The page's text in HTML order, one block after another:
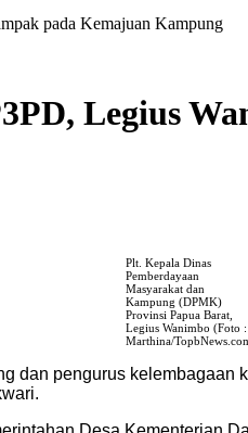
pada Kemajuan Kampung
Legius
Plt. Kepala Dinas
Pemberdayaan
Masyarakat dan
Kampung (DPMK)
Provinsi Papua Barat,
Legius Wanimbo (Foto :
Marthina/
dan pengurus